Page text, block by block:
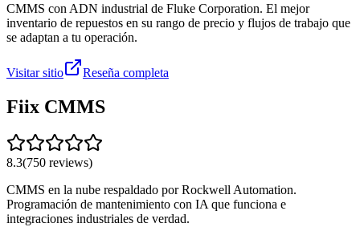
CMMS con ADN industrial de Fluke Corporation. El mejor
inventario de repuestos en su rango de precio y flujos de trabajo que
se adaptan a tu operación.
Visitar sitio Reseña completa
Fiix CMMS
8.3(750 reviews)
CMMS en la nube respaldado por Rockwell Automation.
Programación de mantenimiento con IA que funciona e
integraciones industriales de verdad.